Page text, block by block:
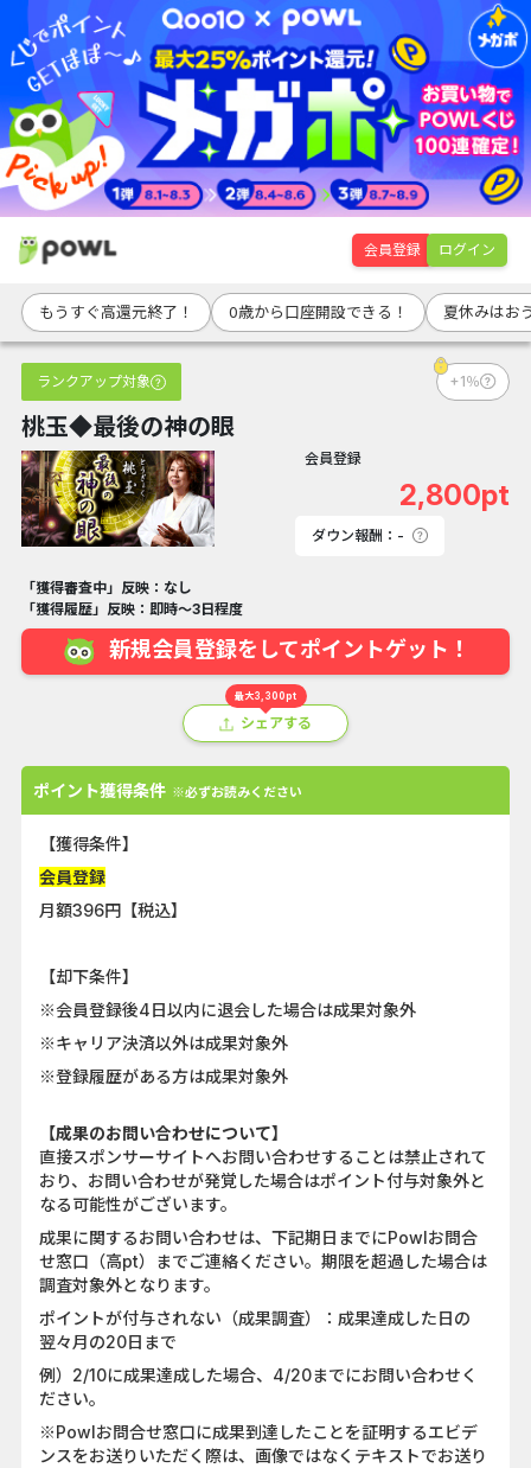
会員登録 ログイン
もうすぐ高還元終了！ 0歳から口座開設できる！ 夏休みはお
ランクアップ対象 +1％
桃玉◆最後の神の眼
会員登録
2,800pt
ダウン報酬：-
「獲得審査中」反映：なし
「獲得履歴」反映：即時～3日程度
新規会員登録をしてポイントゲット！
最大3,300pt
シェアする
ポイント獲得条件 ※必ずお読みください
【獲得条件】
会員登録
月額396円【税込】
【却下条件】
※会員登録後4日以内に退会した場合は成果対象外
※キャリア決済以外は成果対象外
※登録履歴がある方は成果対象外
【成果のお問い合わせについて】
直接スポンサーサイトへお問い合わせすることは禁止されて
おり、お問い合わせが発覚した場合はポイント付与対象外と
なる可能性がございます。
成果に関するお問い合わせは、下記期日までにPowlお問合
せ窓口（高pt）までご連絡ください。期限を超過した場合は
調査対象外となります。
ポイントが付与されない（成果調査）：成果達成した日の
翌々月の20日まで
例）2/10に成果達成した場合、4/20までにお問い合わせく
ださい。
※Powlお問合せ窓口に成果到達したことを証明するエビデ
ンスをお送りいただく際は、画像ではなくテキストでお送り